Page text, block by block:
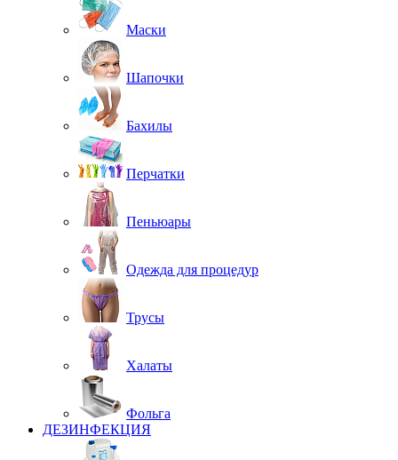
Маски
Шапочки
Бахилы
Перчатки
Пеньюары
Одежда для процедур
Трусы
Халаты
Фольга
ДЕЗИНФЕКЦИЯ